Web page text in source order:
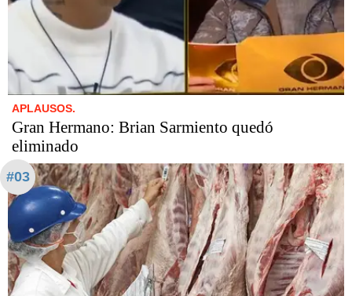
APLAUSOS.
Gran Hermano: Brian Sarmiento quedó
eliminado
#03